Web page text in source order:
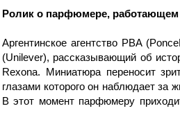
Ролик о парфюмере, работающем
Аргентинское агентство PBA
(Unilever), рассказывающий об
Rexona. Миниатюра переносит
глазами которого он наблюдает
В этот момент парфюмеру